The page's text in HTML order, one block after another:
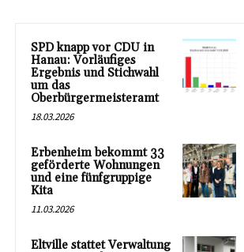
SPD knapp vor CDU in
Hanau: Vorläufiges
Ergebnis und Stichwahl
um das
Oberbürgermeisteramt
18.03.2026
Erbenheim bekommt 33
geförderte Wohnungen
und eine fünfgruppige
Kita
11.03.2026
Eltville stattet Verwaltung